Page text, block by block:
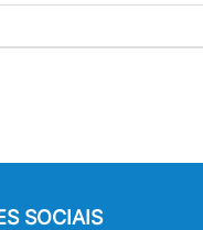
SOCIAIS